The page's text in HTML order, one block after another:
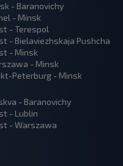
- Baranovichy
- Minsk
- Terespol
- Bielaviezhskaja Pushcha
- Minsk
- Minsk
Peterburg - Minsk
- Baranovichy
- Lublin
- Warszawa